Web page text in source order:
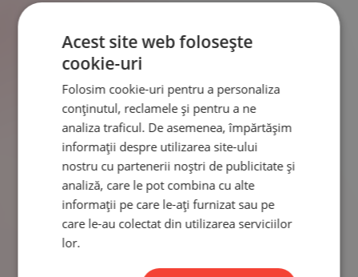
Acest site web folosește
cookie-uri
Folosim cookie-uri pentru a personaliza
conținutul, reclamele și pentru a ne
analiza traficul. De asemenea, împărtășim
informații despre utilizarea site-ului
nostru cu partenerii noștri de publicitate și
analiză, care le pot combina cu alte
informații pe care le-ați furnizat sau pe
care le-au colectat din utilizarea serviciilor
lor.